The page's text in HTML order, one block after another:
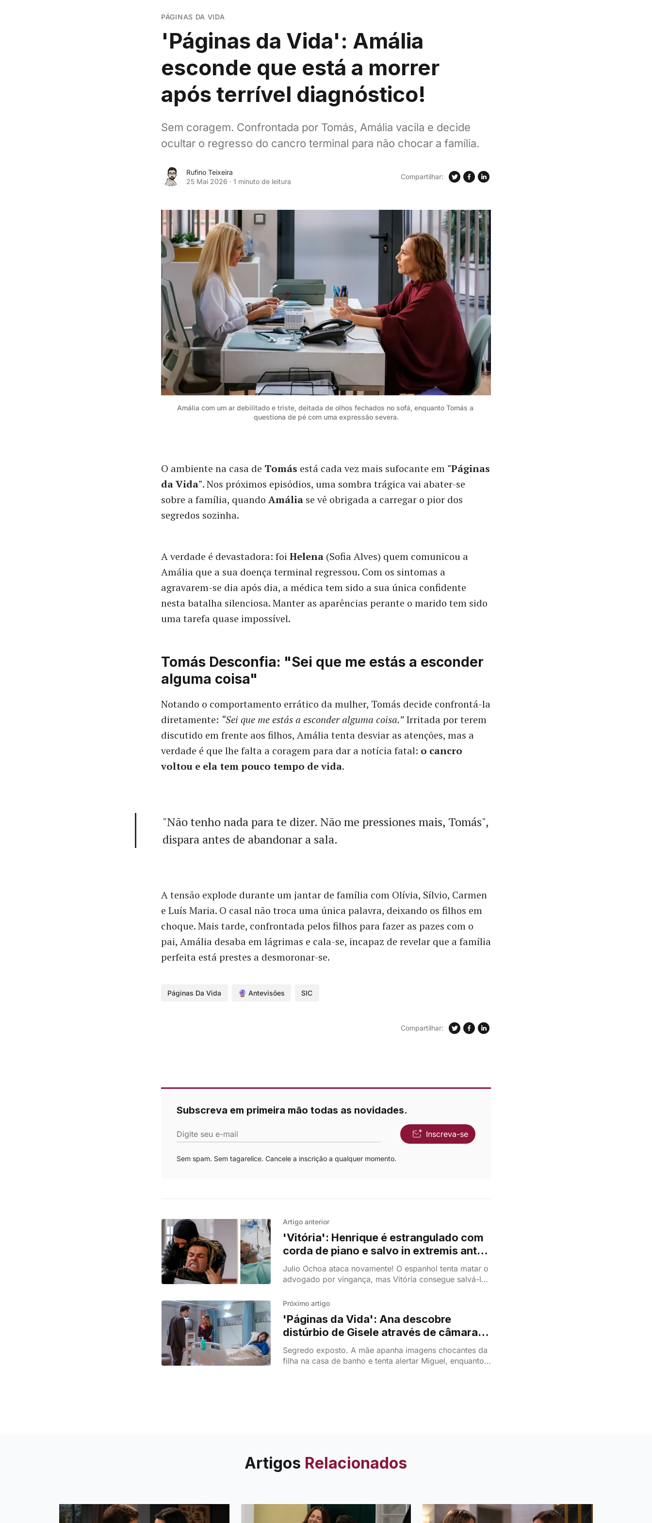
PÁGINAS DA VIDA
'Páginas da Vida': Amália
esconde que está a morrer
após terrível diagnóstico!
Sem coragem. Confrontada por Tomás, Amália vacila e decide
ocultar o regresso do cancro terminal para não chocar a família.
Rufino Teixeira
25 Mai 2026 · 1 minuto de leitura
Compartilhar:
Amália com um ar debilitado e triste, deitada de olhos fechados no sofá, enquanto Tomás a
questiona de pé com uma expressão severa.
O ambiente na casa de Tomás está cada vez mais sufocante em "Páginas
da Vida". Nos próximos episódios, uma sombra trágica vai abater-se
sobre a família, quando Amália se vê obrigada a carregar o pior dos
segredos sozinha.
A verdade é devastadora: foi Helena (Sofia Alves) quem comunicou a
Amália que a sua doença terminal regressou. Com os sintomas a
agravarem-se dia após dia, a médica tem sido a sua única confidente
nesta batalha silenciosa. Manter as aparências perante o marido tem sido
uma tarefa quase impossível.
Tomás Desconfia: "Sei que me estás a esconder
alguma coisa"
Notando o comportamento errático da mulher, Tomás decide confrontá-la
diretamente: “Sei que me estás a esconder alguma coisa.”Irritada por terem
discutido em frente aos filhos, Amália tenta desviar as atenções, mas a
verdade é que lhe falta a coragem para dar a notícia fatal: o cancro
voltou e ela tem pouco tempo de vida.
"Não tenho nada para te dizer. Não me pressiones mais, Tomás",
dispara antes de abandonar a sala.
A tensão explode durante um jantar de família com Olívia, Sílvio, Carmen
e Luís Maria. O casal não troca uma única palavra, deixando os filhos em
choque. Mais tarde, confrontada pelos filhos para fazer as pazes com o
pai, Amália desaba em lágrimas e cala-se, incapaz de revelar que a família
perfeita está prestes a desmoronar-se.
Páginas Da Vida 🔮 Antevisões SIC
Compartilhar:
Subscreva em primeira mão todas as novidades.
Digite seu e-mail Inscreva-se
Sem spam. Sem tagarelice. Cancele a inscrição a qualquer momento.
Artigo anterior
'Vitória': Henrique é estrangulado com
corda de piano e salvo in extremis antes
de noite de paixão!
Julio Ochoa ataca novamente! O espanhol tenta matar o
advogado por vingança, mas Vitória consegue salvá-lo,
Próximo artigo
'Páginas da Vida': Ana descobre
distúrbio de Gisele através de câmara
oculta!
Segredo exposto. A mãe apanha imagens chocantes da
filha na casa de banho e tenta alertar Miguel, enquanto a
Artigos Relacionados